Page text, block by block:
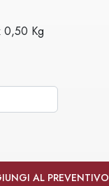
0,50 Kg
AL PREVENTIVO